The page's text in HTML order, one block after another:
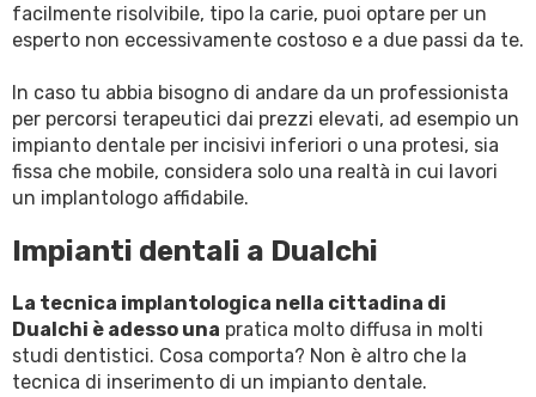
facilmente risolvibile, tipo la carie, puoi optare per un
esperto non eccessivamente costoso e a due passi da te.
In caso tu abbia bisogno di andare da un professionista
per percorsi terapeutici dai prezzi elevati, ad esempio un
impianto dentale per incisivi inferiori o una protesi, sia
fissa che mobile, considera solo una realtà in cui lavori
un implantologo affidabile.
Impianti dentali a Dualchi
La tecnica implantologica nella cittadina di
Dualchi è adesso una pratica molto diffusa in molti
studi dentistici. Cosa comporta? Non è altro che la
tecnica di inserimento di un impianto dentale.